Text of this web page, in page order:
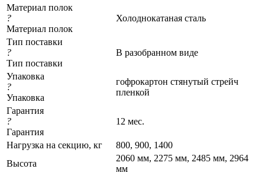
Материал полок
?
Материал полок
Холоднокатаная сталь
Тип поставки
?
Тип поставки
В разобранном виде
Упаковка
?
Упаковка
гофрокартон стянутый стрейч
пленкой
Гарантия
?
Гарантия
12 мес.
Нагрузка на секцию, кг
800, 900, 1400
Высота
2060 мм, 2275 мм, 2485 мм, 2964
мм